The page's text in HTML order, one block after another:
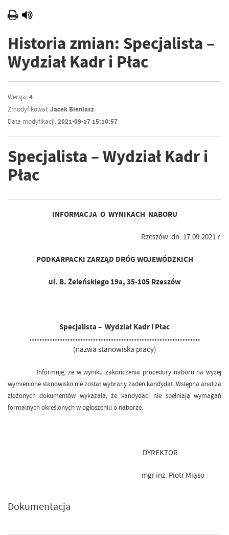
Historia zmian: Specjalista –
Wydział Kadr i Płac
Wersja:4
Zmodyfikował:Jacek Bieniasz
Data modyfikacji:2021-09-17 15:10:57
Specjalista – Wydział Kadr i
Płac
INFORMACJA O WYNIKACH NABORU
Rzeszów dn. 17.09.2021 r.
PODKARPACKI ZARZĄD DRÓG WOJEWÓDZKICH
ul. B. Żeleńskiego 19a, 35-105 Rzeszów
Specjalista – Wydział Kadr i Płac
………………………………………………………….
(nazwa stanowiska pracy)
Informuję, że w wyniku zakończenia procedury naboru na wyżej
wymienione stanowisko nie został wybrany żaden kandydat. Wstępna analiza
złożonych dokumentów wykazała, że kandydaci nie spełniają wymagań
formalnych określonych w ogłoszeniu o naborze.
DYREKTOR
mgr inż. Piotr Miąso
Dokumentacja